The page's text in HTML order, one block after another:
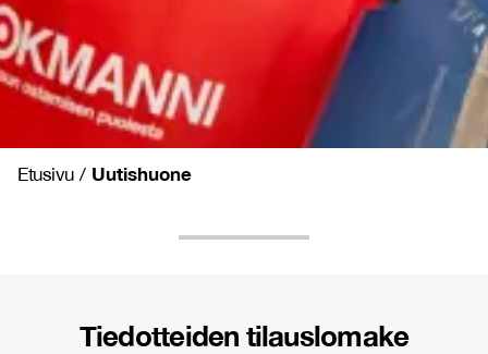
Etusivu/ Uutishuone
Tiedotteiden tilauslomake